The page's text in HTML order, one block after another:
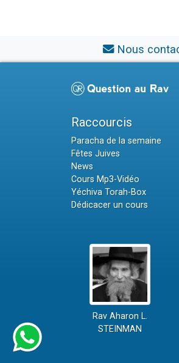
Nous
Raccourcis
Paracha de la semaine
Fêtes Juives
News
Cours Mp3-Vidéo
Yéchiva Torah-Box
Dédicacer un cours
Rav Aharon L.
STEINMAN